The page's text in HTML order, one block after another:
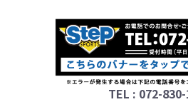
TEL : 072-